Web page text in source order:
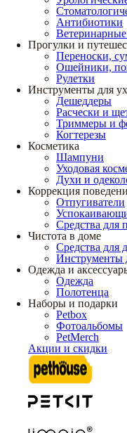
Антибиотики
Прогулки и
Переноски,
Ошейники,
Рулетки
Инструменты для
Дешеддеры
Расчески и
Триммеры и
Когтерезы
Косметика
Шампуни
Уходовая
Духи и
Коррекция
Отпугиватели
Средства для
Чистота в доме
Средства для
Инструменты
Одежда и
Одежда
Полотенца
Наборы и подарки
Petbox
Фотоальбомы
PetMerch
Акции и скидки